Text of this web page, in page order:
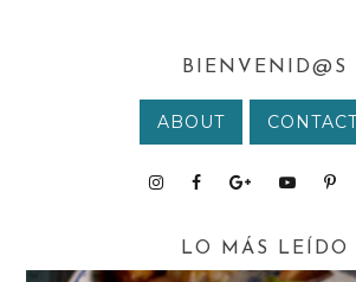
BIENVENID@S
ABOUT
LO MÁS LEÍDO